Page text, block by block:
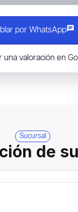
por WhatsAppchat
una valoración en
Sucursal
de